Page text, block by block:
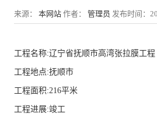
来源： 本网站 作者： 管理员 发布时间：
工程名称:辽宁省抚顺市高湾张拉膜工程
工程地点:抚顺市
工程面积:216平米
工程进展:竣工